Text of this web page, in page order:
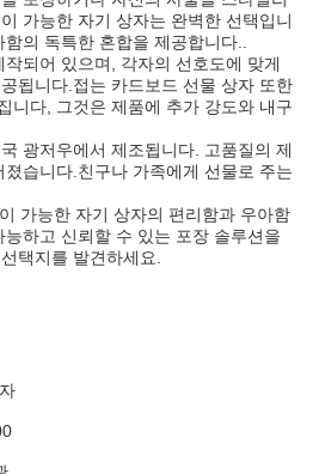
가능한 자기 상자는 완벽한 선택입니
의 독특한 혼합을 제공합니다..
되어 있으며, 각자의 선호도에 맞게
됩니다.접는 카드보드 선물 상자 또한
니다, 그것은 제품에 추가 강도와 내구
광저우에서 제조됩니다. 고품질의 제
습니다.친구나 가족에게 선물로 주는
가능한 자기 상자의 편리함과 우아함
하고 신뢰할 수 있는 포장 솔루션을
택지를 발견하세요.